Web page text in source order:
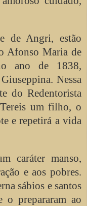
de Angri, estão
Afonso Maria de
ano de 1838,
Nessa
do Redentorista
um filho, o
e repetirá a vida
caráter manso,
e aos pobres.
sábios e santos
o prepararam ao